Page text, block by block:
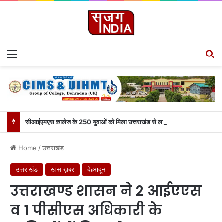
सीआईएमएस कालेज के 250 युवाओं को मिला उत्तराखंड से लाइव जुड़ने का मौका
Home /उत्तराखंड
उत्तराखंड खास ख़बर देहरादून
उत्तराखण्ड शासन ने 2 आईएएस
व 1 पीसीएस अधिकारी के